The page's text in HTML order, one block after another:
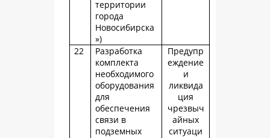
территории
города
Новосибирска
»)
22
Разработка
комплекта
необходимого
оборудования
для
обеспечения
связи в
подземных
Предупр
еждение
и
ликвида
ция
чрезвыч
айных
ситуаци